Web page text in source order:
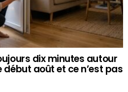
dix minutes autour
août et ce n’est pas